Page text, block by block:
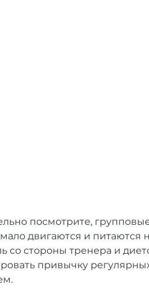
двигаются и питаются
со стороны тренера и
привычку